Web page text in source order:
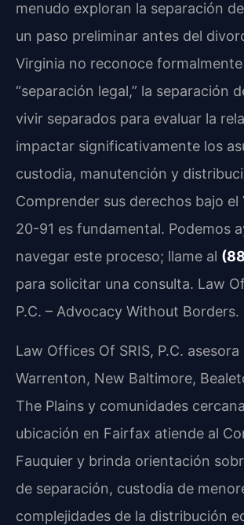
menudo exploran la separación
un paso preliminar antes del
Virginia no reconoce formalmente
“separación legal,” la separación
vivir separados para evaluar la
impactar significativamente los
custodia, manutención y
Comprender sus derechos bajo el
20-91 es fundamental. Podemos
navegar este proceso; llame al
para solicitar una consulta. Law
P.C. – Advocacy Without Borders.
Law Offices Of SRIS, P.C.
Warrenton, New Baltimore,
The Plains y comunidades
ubicación en Fairfax atiende al
Fauquier y brinda orientación
de separación, custodia de
complejidades de la distribución